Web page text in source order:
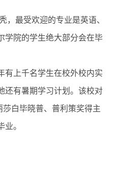
最受欢迎的专业是英语、
学院的学生绝大部分会在毕
上千名学生在校外校内实
还有暑期学习计划。该校对
白毕晓普、普利策奖得主
。